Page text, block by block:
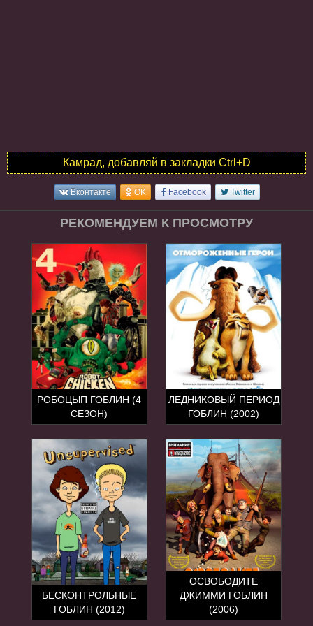
Камрад, добавляй в закладки Ctrl+D
Вконтакте OK Facebook Twitter
РЕКОМЕНДУЕМ К ПРОСМОТРУ
РОБОЦЫП ГОБЛИН (4
СЕЗОН)
ЛЕДНИКОВЫЙ ПЕРИОД
ГОБЛИН (2002)
БЕСКОНТРОЛЬНЫЕ
ГОБЛИН (2012)
ОСВОБОДИТЕ
ДЖИММИ ГОБЛИН
(2006)